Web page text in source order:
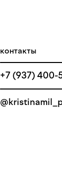
контакты
+7 (937) 400-